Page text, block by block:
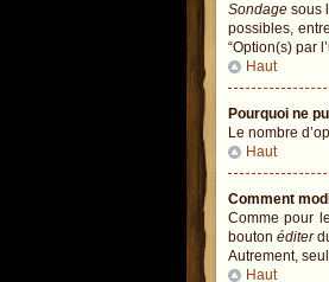
Sondage sous
possibles,
“Option(s) par
Haut
Pourquoi ne
Le nombre
Haut
Comment
Comme pour
boutonéditer
Autrement,
Haut